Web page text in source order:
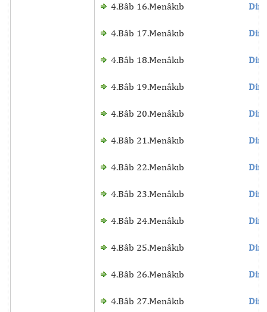
4.Bâb 16.Menâkıb
4.Bâb 17.Menâkıb
4.Bâb 18.Menâkıb
4.Bâb 19.Menâkıb
4.Bâb 20.Menâkıb
4.Bâb 21.Menâkıb
4.Bâb 22.Menâkıb
4.Bâb 23.Menâkıb
4.Bâb 24.Menâkıb
4.Bâb 25.Menâkıb
4.Bâb 26.Menâkıb
4.Bâb 27.Menâkıb